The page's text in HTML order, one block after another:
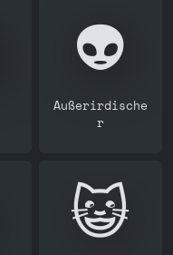
👽️
Außerirdische
r
😺